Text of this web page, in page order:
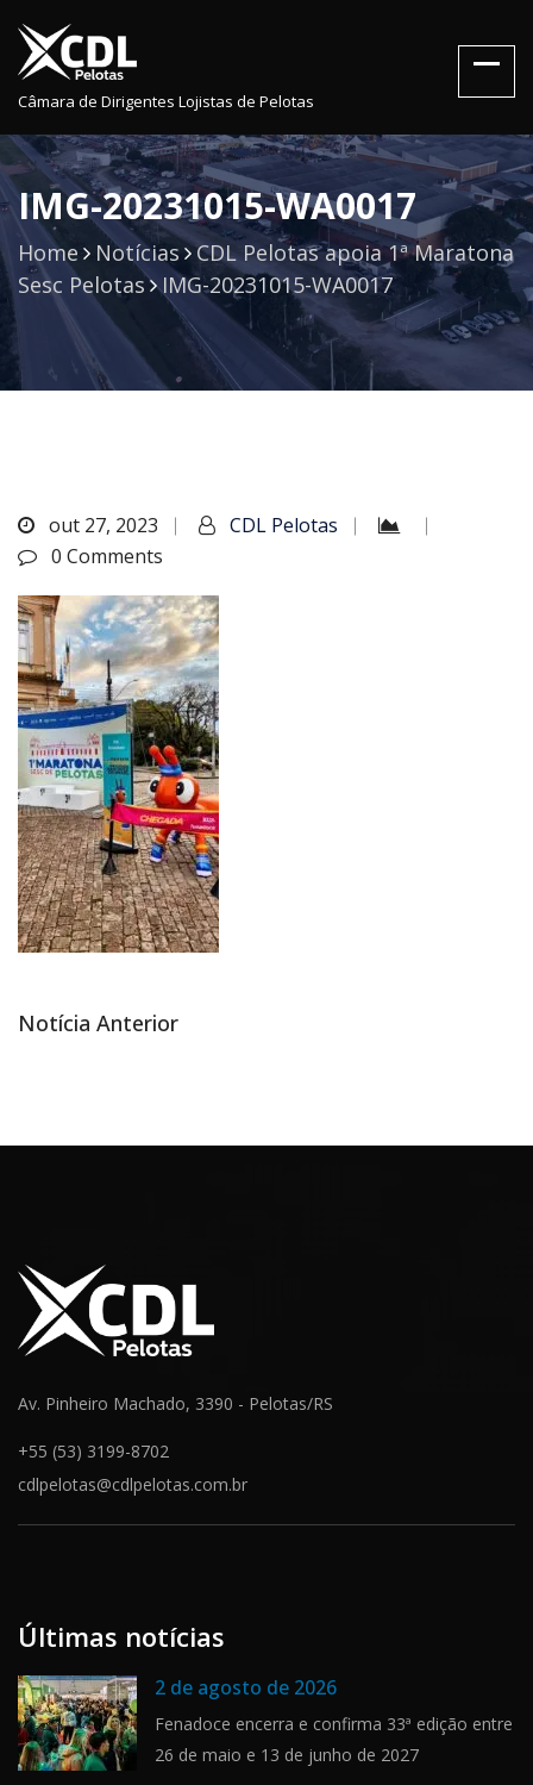
Câmara de Dirigentes Lojistas de Pelotas
IMG-20231015-WA0017
Home Notícias
CDL Pelotas apoia 1ª Maratona
Sesc Pelotas
IMG-20231015-WA0017
out 27, 2023
CDL Pelotas
0 Comments
Navegação
Post
Notícia
Notícia Anterior
Av. Pinheiro Machado, 3390 - Pelotas/RS
+55 (53) 3199-8702
cdlpelotas@cdlpelotas.com.br
Últimas notícias
2 de agosto de 2026
Fenadoce encerra e confirma 33ª edição entre
26 de maio e 13 de junho de 2027